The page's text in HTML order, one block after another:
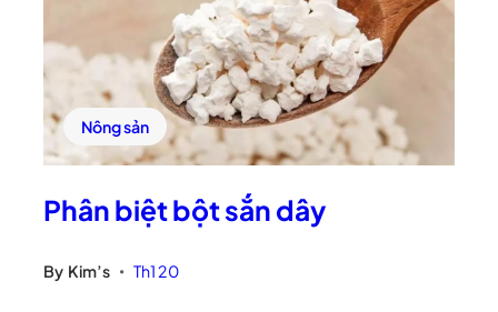
Nông sản
Phân biệt bột sắn dây
By Kim’s • Th1 20